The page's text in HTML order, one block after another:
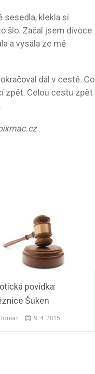
sesedla, klekla si
šlo. Začal jsem divoce
a vysála ze mě
dál v cestě. Co
zpět. Celou cestu zpět
povídka:
Šuken
Roman 9. 4. 2015